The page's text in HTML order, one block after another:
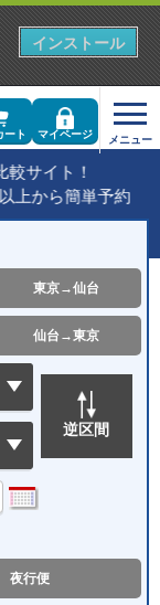
インストール
ート マイページ
サイト！
から簡単予約
東京→仙台
仙台→東京
逆区間
夜行便